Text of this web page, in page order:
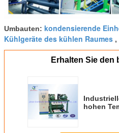
Umbauten: kondensierende
Kühlgeräte des kühlen Raumes ,
Erhalten Sie den
hohen